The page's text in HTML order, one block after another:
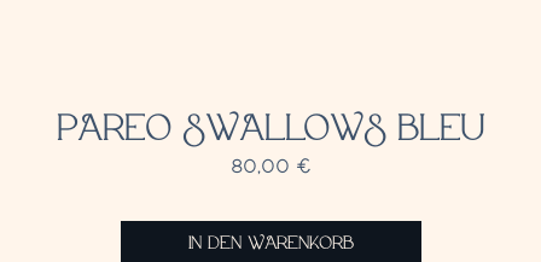
PAREO SWALLOWS BLEU
80,00 €
IN DEN WARENKORB